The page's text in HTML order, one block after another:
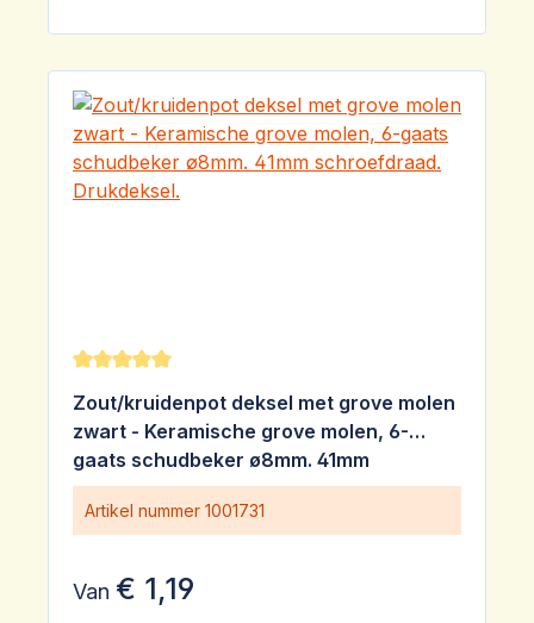
Gemiddelde waardering van 5 van 5 sterren
Zout/kruidenpot deksel met grove molen
zwart - Keramische grove molen, 6-
gaats schudbeker ø8mm. 41mm
schroefdraad. Drukdeksel.
Artikel nummer 1001731
Van € 1,19